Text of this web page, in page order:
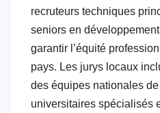
recruteurs techniques
seniors en
garantir l’équité
pays. Les jurys locaux
des équipes nationales
universitaires spécialisés